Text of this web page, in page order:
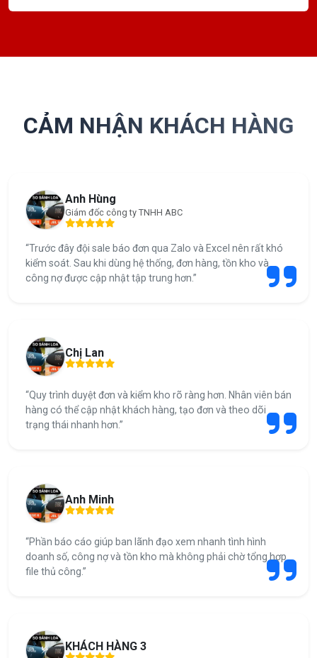
CẢM NHẬN KHÁCH HÀNG
Anh Hùng
Giám đốc công ty TNHH ABC
“Trước đây đội sale báo đơn qua Zalo và Excel nên rất khó
kiểm soát. Sau khi dùng hệ thống, đơn hàng, tồn kho và
công nợ được cập nhật tập trung hơn.”
Chị Lan
“Quy trình duyệt đơn và kiểm kho rõ ràng hơn. Nhân viên bán
hàng có thể cập nhật khách hàng, tạo đơn và theo dõi
trạng thái nhanh hơn.”
Anh Minh
“Phần báo cáo giúp ban lãnh đạo xem nhanh tình hình
doanh số, công nợ và tồn kho mà không phải chờ tổng hợp
file thủ công.”
KHÁCH HÀNG 3